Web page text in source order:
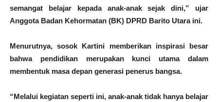
semangat belajar kepada anak-anak sejak dini,” ujar
Anggota Badan Kehormatan (BK) DPRD Barito Utara ini.
Menurutnya, sosok Kartini memberikan inspirasi besar
bahwa pendidikan merupakan kunci utama dalam
membentuk masa depan generasi penerus bangsa.
“Melalui kegiatan seperti ini, anak-anak tidak hanya belajar